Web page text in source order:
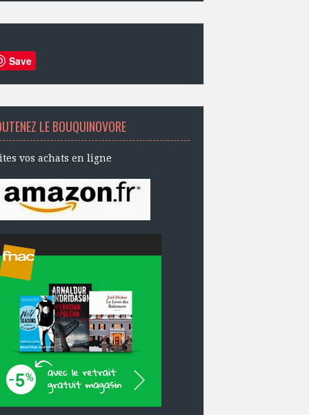
Save
LE BOUQUINOVORE
vos achats en ligne